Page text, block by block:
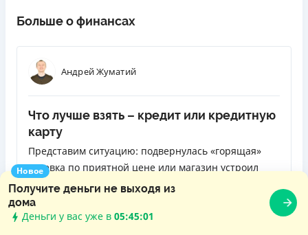
Новое
Получите деньги не выходя из
дома
Деньги у вас уже в 05:45:02
Больше о финансах
Андрей Жуматий
Что лучше взять – кредит или кредитную
карту
Представим ситуацию: подвернулась «горящая»
путевка по приятной цене или магазин устроил
распродажу отличных телевизоров, к которым вы
давно присматриваетесь, но у вас нет нужной
суммы. Одолжить у друзей или родственников не
ЧИТАТЬ ДАЛЬШЕ